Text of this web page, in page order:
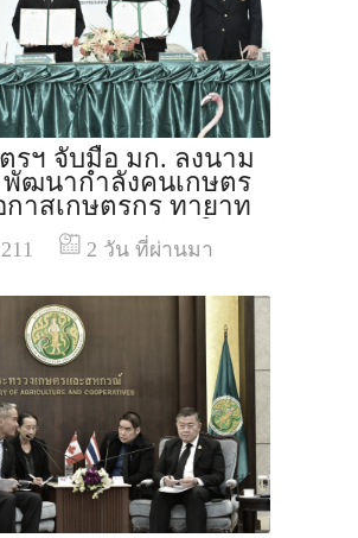
รฯ จับมือ มก. ลงนาม
พัฒนากำลังคนเกษตร
กาสเกษตรกร ทายาท
ตรกร สะสมหน่วยกิต
อยอดสู่ปริญญา
211 2 วัน ที่ผ่านมา